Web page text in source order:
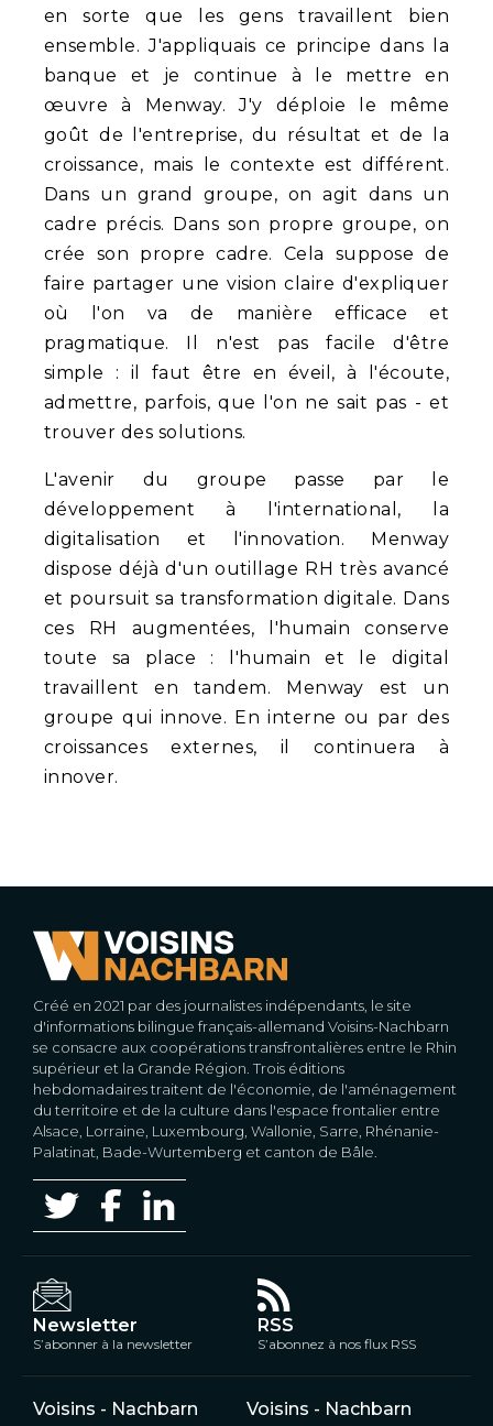
en sorte que les gens travaillent bien
ensemble. J'appliquais ce principe dans la
banque et je continue à le mettre en
œuvre à Menway. J'y déploie le même
goût de l'entreprise, du résultat et de la
croissance, mais le contexte est différent.
Dans un grand groupe, on agit dans un
cadre précis. Dans son propre groupe, on
crée son propre cadre. Cela suppose de
faire partager une vision claire d'expliquer
où l'on va de manière efficace et
pragmatique. Il n'est pas facile d'être
simple : il faut être en éveil, à l'écoute,
admettre, parfois, que l'on ne sait pas - et
trouver des solutions.
L'avenir du groupe passe par le
développement à l'international, la
digitalisation et l'innovation. Menway
dispose déjà d'un outillage RH très avancé
et poursuit sa transformation digitale. Dans
ces RH augmentées, l'humain conserve
toute sa place : l'humain et le digital
travaillent en tandem. Menway est un
groupe qui innove. En interne ou par des
croissances externes, il continuera à
innover.
Créé en 2021 par des journalistes indépendants, le site
d'informations bilingue français-allemand Voisins-Nachbarn
se consacre aux coopérations transfrontalières entre le Rhin
supérieur et la Grande Région. Trois éditions
hebdomadaires traitent de l'économie, de l'aménagement
du territoire et de la culture dans l'espace frontalier entre
Alsace, Lorraine, Luxembourg, Wallonie, Sarre, Rhénanie-
Palatinat, Bade-Wurtemberg et canton de Bâle.
Newsletter
S’abonner à la newsletter
RSS
S’abonnez à nos flux RSS
Voisins - Nachbarn Voisins - Nachbarn